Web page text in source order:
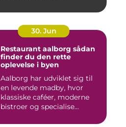
30. Jun
Restaurant aalborg sådan
finder du den rette
oplevelse i byen
Aalborg har udviklet sig til
en levende madby, hvor
klassiske caféer, moderne
bistroer og specialise...